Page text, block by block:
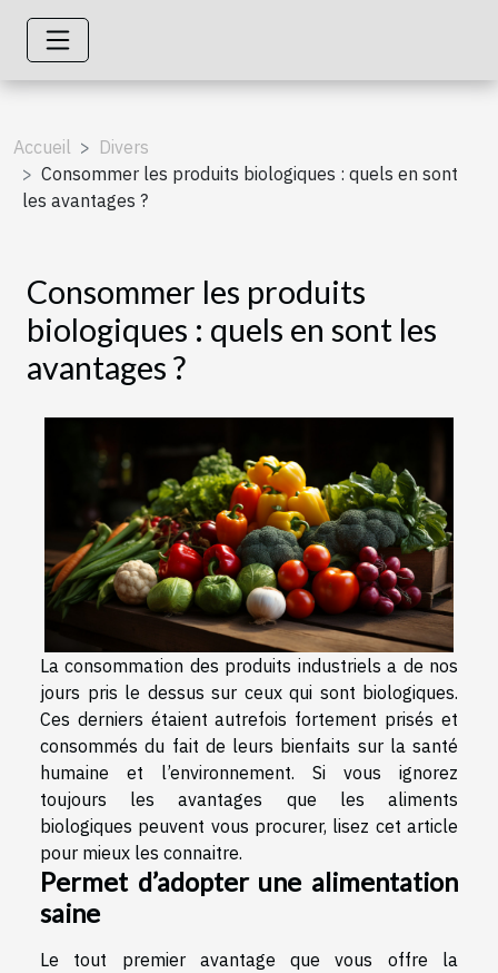
Accueil
Divers
Consommer les produits biologiques : quels en sont
les avantages ?
Consommer les produits
biologiques : quels en sont les
avantages ?
La consommation des produits industriels a de nos
jours pris le dessus sur ceux qui sont biologiques.
Ces derniers étaient autrefois fortement prisés et
consommés du fait de leurs bienfaits sur la santé
humaine et l’environnement. Si vous ignorez
toujours les avantages que les aliments
biologiques peuvent vous procurer, lisez cet article
pour mieux les connaitre.
Permet d’adopter une alimentation
saine
Le tout premier avantage que vous offre la